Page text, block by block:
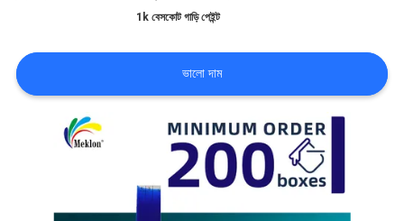
খবর
উদ্ধৃতির
1k বেসকোট গাড়ি পেইন্ট
ভালো দাম